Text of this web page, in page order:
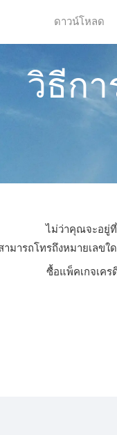
ดาวน์โหลด
วิธีกา
ไม่ว่าคุณจะอยู่
มารถโทรถึงหมายเลขใ
ซื้อแพ็คเกจเคร